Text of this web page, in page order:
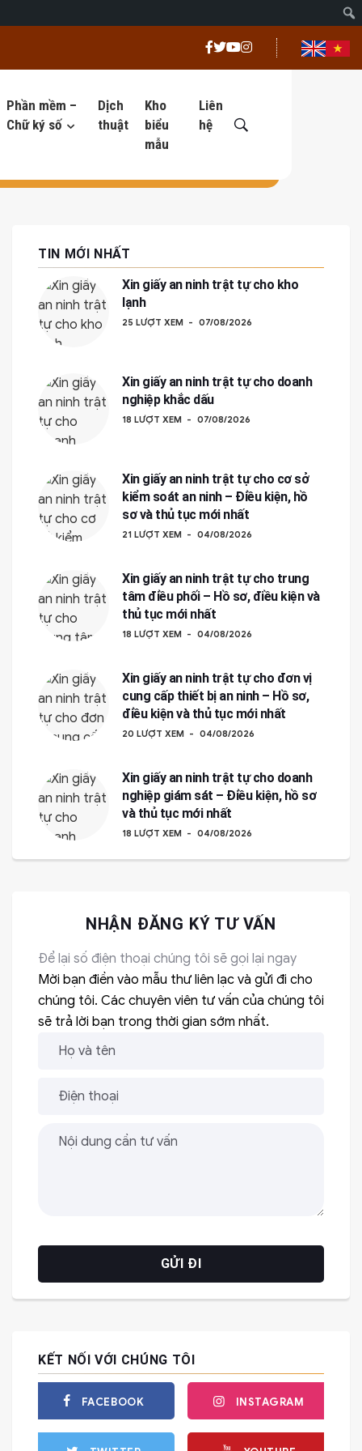
Phần mềm –
Chữ ký số
Dịch
thuật
Kho
biểu
mẫu
Liên
hệ
TIN MỚI NHẤT
Xin giấy an ninh trật tự cho kho
lạnh
25 LƯỢT XEM 07/08/2026
Xin giấy an ninh trật tự cho doanh
nghiệp khắc dấu
18 LƯỢT XEM 07/08/2026
Xin giấy an ninh trật tự cho cơ sở
kiểm soát an ninh – Điều kiện, hồ
sơ và thủ tục mới nhất
21 LƯỢT XEM 04/08/2026
Xin giấy an ninh trật tự cho trung
tâm điều phối – Hồ sơ, điều kiện và
thủ tục mới nhất
18 LƯỢT XEM 04/08/2026
Xin giấy an ninh trật tự cho đơn vị
cung cấp thiết bị an ninh – Hồ sơ,
điều kiện và thủ tục mới nhất
20 LƯỢT XEM 04/08/2026
Xin giấy an ninh trật tự cho doanh
nghiệp giám sát – Điều kiện, hồ sơ
và thủ tục mới nhất
18 LƯỢT XEM 04/08/2026
NHẬN ĐĂNG KÝ TƯ VẤN
Để lại số điện thoại chúng tôi sẽ gọi lại ngay
Mời bạn điền vào mẫu thư liên lạc và gửi đi cho
chúng tôi. Các chuyên viên tư vấn của chúng tôi
sẽ trả lời bạn trong thời gian sớm nhất.
KẾT NỐI VỚI CHÚNG TÔI
FACEBOOK INSTAGRAM